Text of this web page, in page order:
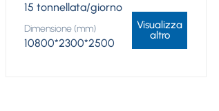
15 tonnellata/giorno
Dimensione (mm)
10800*2300*2500
Visualizza
altro